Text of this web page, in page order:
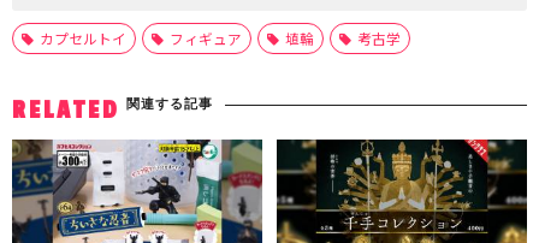
カプセルトイ フィギュア 埴輪 考古学
RELATED 関連する記事